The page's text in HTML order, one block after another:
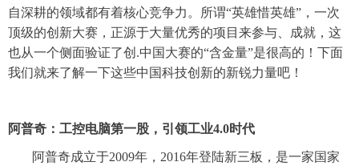
自深耕的领域都有着核心竞争力。所谓“英雄惜英雄”，一次
顶级的创新大赛，正源于大量优秀的项目来参与、成就，这
也从一个侧面验证了创.中国大赛的“含金量”是很高的！下面
我们就来了解一下这些中国科技创新的新锐力量吧！
阿普奇：工控电脑第一股，引领工业4.0时代
阿普奇成立于2009年，2016年登陆新三板，是一家国家